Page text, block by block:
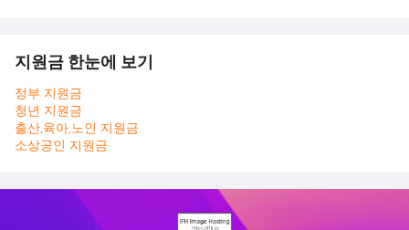
지원금 한눈에 보기
정부 지원금
청년 지원금
출산,육아,노인 지원금
소상공인 지원금